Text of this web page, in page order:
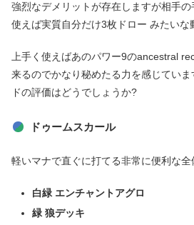
強烈なデメリットが存在しますが相手
使えば実質自分だけ3枚ドロー みたいな
上手く使えばあのパワー9のancestral
来るのでかなり秘めたる力を感じてい
ドの評価はどうでしょうか?
ドゥームスカール
軽いマナで直ぐに打てる非常に便利な全
白緑 エンチャントアグロ
緑 狼デッキ